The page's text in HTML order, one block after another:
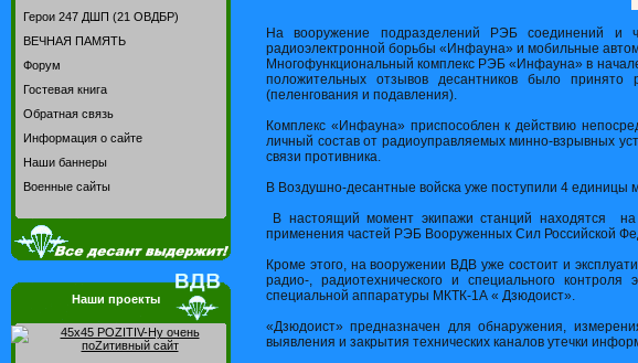
Герои 247 ДШП (21 ОВДБР)
ВЕЧНАЯ ПАМЯТЬ
Форум
Гостевая книга
Обратная связь
Информация о сайте
Наши баннеры
Военные сайты
Наши проекты
На вооружение подразделений РЭБ соединений и
радиоэлектронной борьбы «Инфауна» и мобильные
Многофункциональный комплекс РЭБ «Инфауна» в
положительных отзывов десантников было
(пеленгования и подавления).
Комплекс «Инфауна» приспособлен к действию
личный состав от радиоуправляемых минно-взрывных
связи противника.
В Воздушно-десантные войска уже поступили 4 единицы
В настоящий момент экипажи станций находятся
применения частей РЭБ Вооруженных Сил Российской
Кроме этого, на вооружении ВДВ уже состоит и
радио-, радиотехнического и специального
специальной аппаратуры МКТК-1А « Дзюдоист».
«Дзюдоист» предназначен для обнаружения,
выявления и закрытия технических каналов утечки